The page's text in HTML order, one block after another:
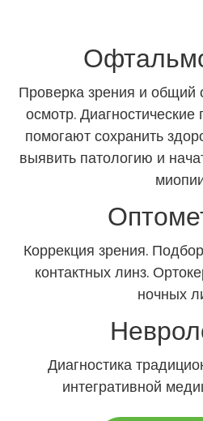
Проверка зрения и общий
осмотр.
помогают сохранить
выявить патологию и
Коррекция зрения.
контактных линз.
ночных
Диагностика
интегративной